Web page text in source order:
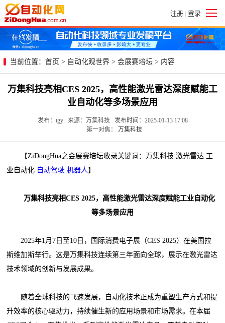
注册 | 登录
当前位置： 首页 > 自动化观世界 > 会展赛培坛 > 内容
万集科技亮相CES 2025，高性能激光雷达深度赋能工
业自动化等多场景应用
发布：tgy 来源：万集科技 发布时间：2025-01-13 17:08
第一对焦： 万集科技
【ZiDongHua之会展赛培坛收录关键词：万集科技 激光雷达 工
业自动化 自动驾驶 机器人 】
万集科技亮相CES 2025，高性能激光雷达深度赋能工业自动化
等多场景应用
2025年1月7日至10日，国际消费电子展（CES 2025）在美国拉
斯维加斯举行。这是万集科技连续第三年面向全球，展示在激光雷达
技术领域的创新与发展成果。
随着全球科技的飞速发展，自动化技术正成为重塑生产方式和提
升效率的核心驱动力，持续催生新的应用场景和市场需求。在本届